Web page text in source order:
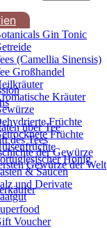
Gin Tonic
(Camellia Sinensis)
Großhandel
Kräuter
Früchte
Früchte
Honig
& Saucen
und Derivate
Voucher
über Tee
des Tees
der Gewürze
Gewürze der Welt